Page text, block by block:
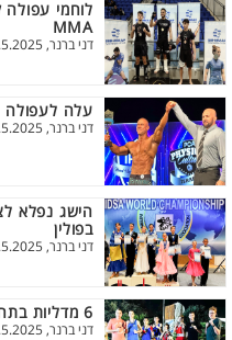
לוחמי
MMA
דני ברנר, 26.5.2025
עלה לעפולה
דני ברנר, 26.5.2025
הישג נפלא
בפולין
דני ברנר, 26.5.2025
6 מדליות בתחרות ארצית למועדון האגרוף מעפולה
דני ברנר, 26.5.2025